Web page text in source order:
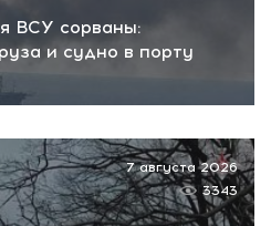
ВСУ сорваны:
и судно в порту
7 августа 2026
3343